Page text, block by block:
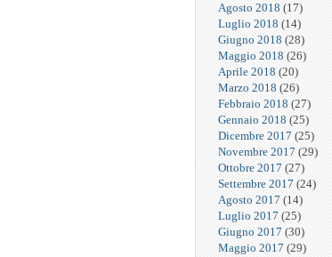
Agosto 2018 (17)
Luglio 2018 (14)
Giugno 2018 (28)
Maggio 2018 (26)
Aprile 2018 (20)
Marzo 2018 (26)
Febbraio 2018 (27)
Gennaio 2018 (25)
Dicembre 2017 (25)
Novembre 2017 (29)
Ottobre 2017 (27)
Settembre 2017 (24)
Agosto 2017 (14)
Luglio 2017 (25)
Giugno 2017 (30)
Maggio 2017 (29)